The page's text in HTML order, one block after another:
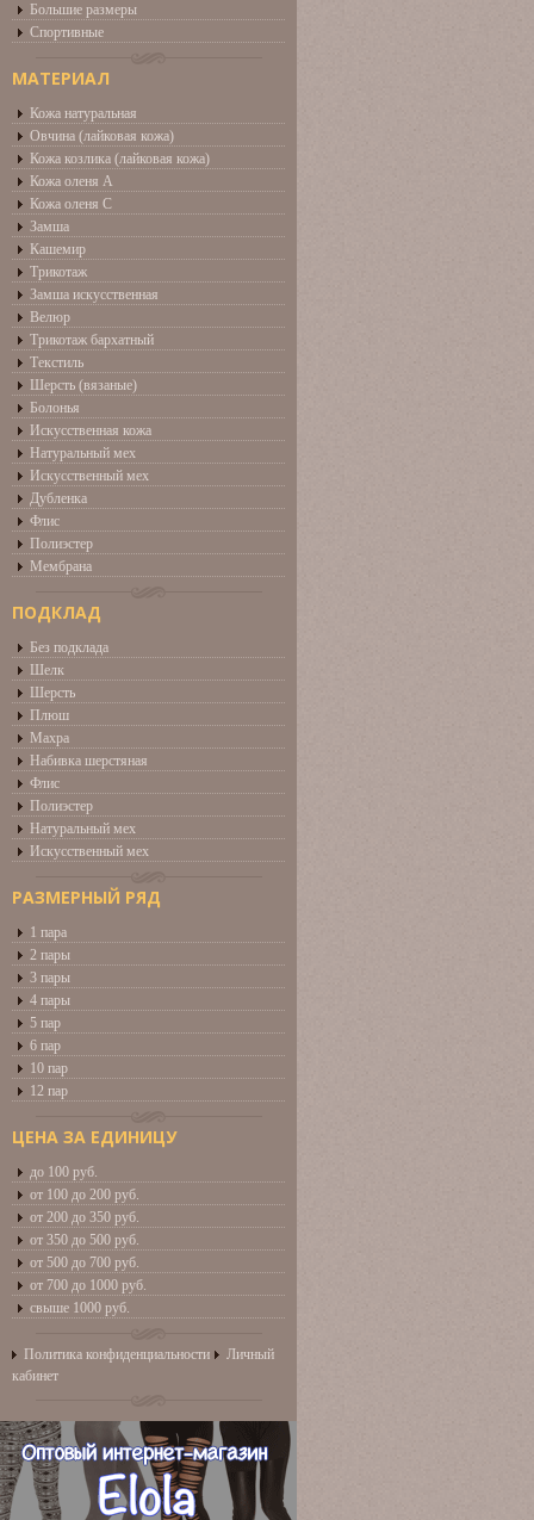
Большие размеры
Спортивные
МАТЕРИАЛ
Кожа натуральная
Овчина (лайковая кожа)
Кожа козлика (лайковая кожа)
Кожа оленя А
Кожа оленя С
Замша
Кашемир
Трикотаж
Замша искусственная
Велюр
Трикотаж бархатный
Текстиль
Шерсть (вязаные)
Болонья
Искусственная кожа
Натуральный мех
Искусственный мех
Дубленка
Флис
Полиэстер
Мембрана
ПОДКЛАД
Без подклада
Шелк
Шерсть
Плюш
Махра
Набивка шерстяная
Флис
Полиэстер
Натуральный мех
Искусственный мех
РАЗМЕРНЫЙ РЯД
1 пара
2 пары
3 пары
4 пары
5 пар
6 пар
10 пар
12 пар
ЦЕНА ЗА ЕДИНИЦУ
до 100 руб.
от 100 до 200 руб.
от 200 до 350 руб.
от 350 до 500 руб.
от 500 до 700 руб.
от 700 до 1000 руб.
свыше 1000 руб.
Политика конфиденциальности
Личный
кабинет